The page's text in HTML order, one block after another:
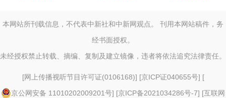
本网站所刊载信息，不代表中新社和中新网观点。 刊用本网站稿件，务
经书面授权。
未经授权禁止转载、摘编、复制及建立镜像，违者将依法追究法律责任。
[网上传播视听节目许可证(0106168)] [京ICP证040655号] [
京公网安备 11010202009201号] [京ICP备2021034286号-7] [互联网